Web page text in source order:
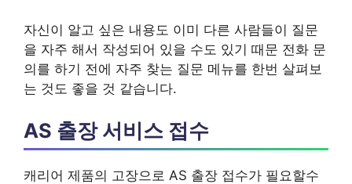
자신이 알고 싶은 내용도 이미 다른 사람들이 질문
을 자주 해서 작성되어 있을 수도 있기 때문 전화 문
의를 하기 전에 자주 찾는 질문 메뉴를 한번 살펴보
는 것도 좋을 것 같습니다.
AS 출장 서비스 접수
캐리어 제품의 고장으로 AS 출장 접수가 필요할수